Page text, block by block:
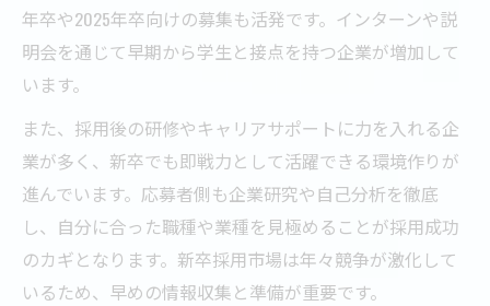
年卒や2025年卒向けの募集も活発です。インターンや説
明会を通じて早期から学生と接点を持つ企業が増加して
います。
また、採用後の研修やキャリアサポートに力を入れる企
業が多く、新卒でも即戦力として活躍できる環境作りが
進んでいます。応募者側も企業研究や自己分析を徹底
し、自分に合った職種や業種を見極めることが採用成功
のカギとなります。新卒採用市場は年々競争が激化して
いるため、早めの情報収集と準備が重要です。